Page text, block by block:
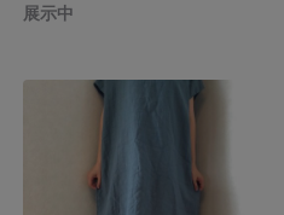
展示中